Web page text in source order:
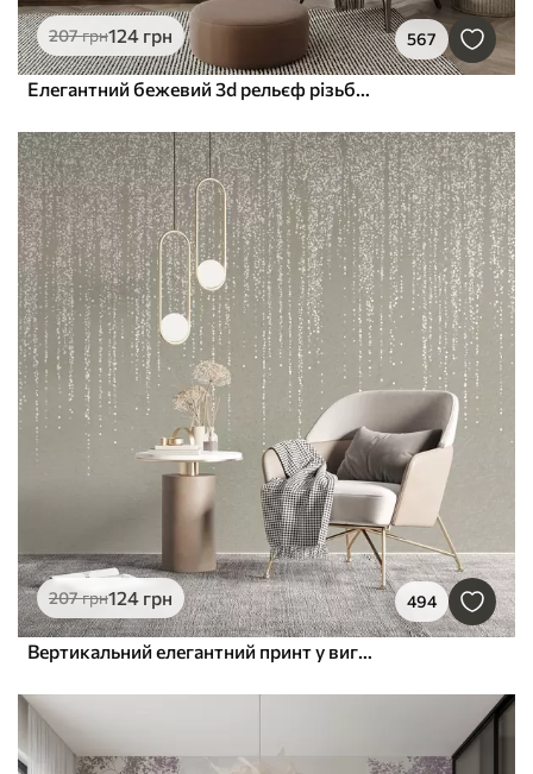
207грн124 грн 567
Елегантний бежевий 3d рельєф різьблених лілій
207грн124 грн 494
Вертикальний елегантний принт у вигляді крапкової гірлянди на бежевому фактурному тлі, що створює відчуття глибини та руху